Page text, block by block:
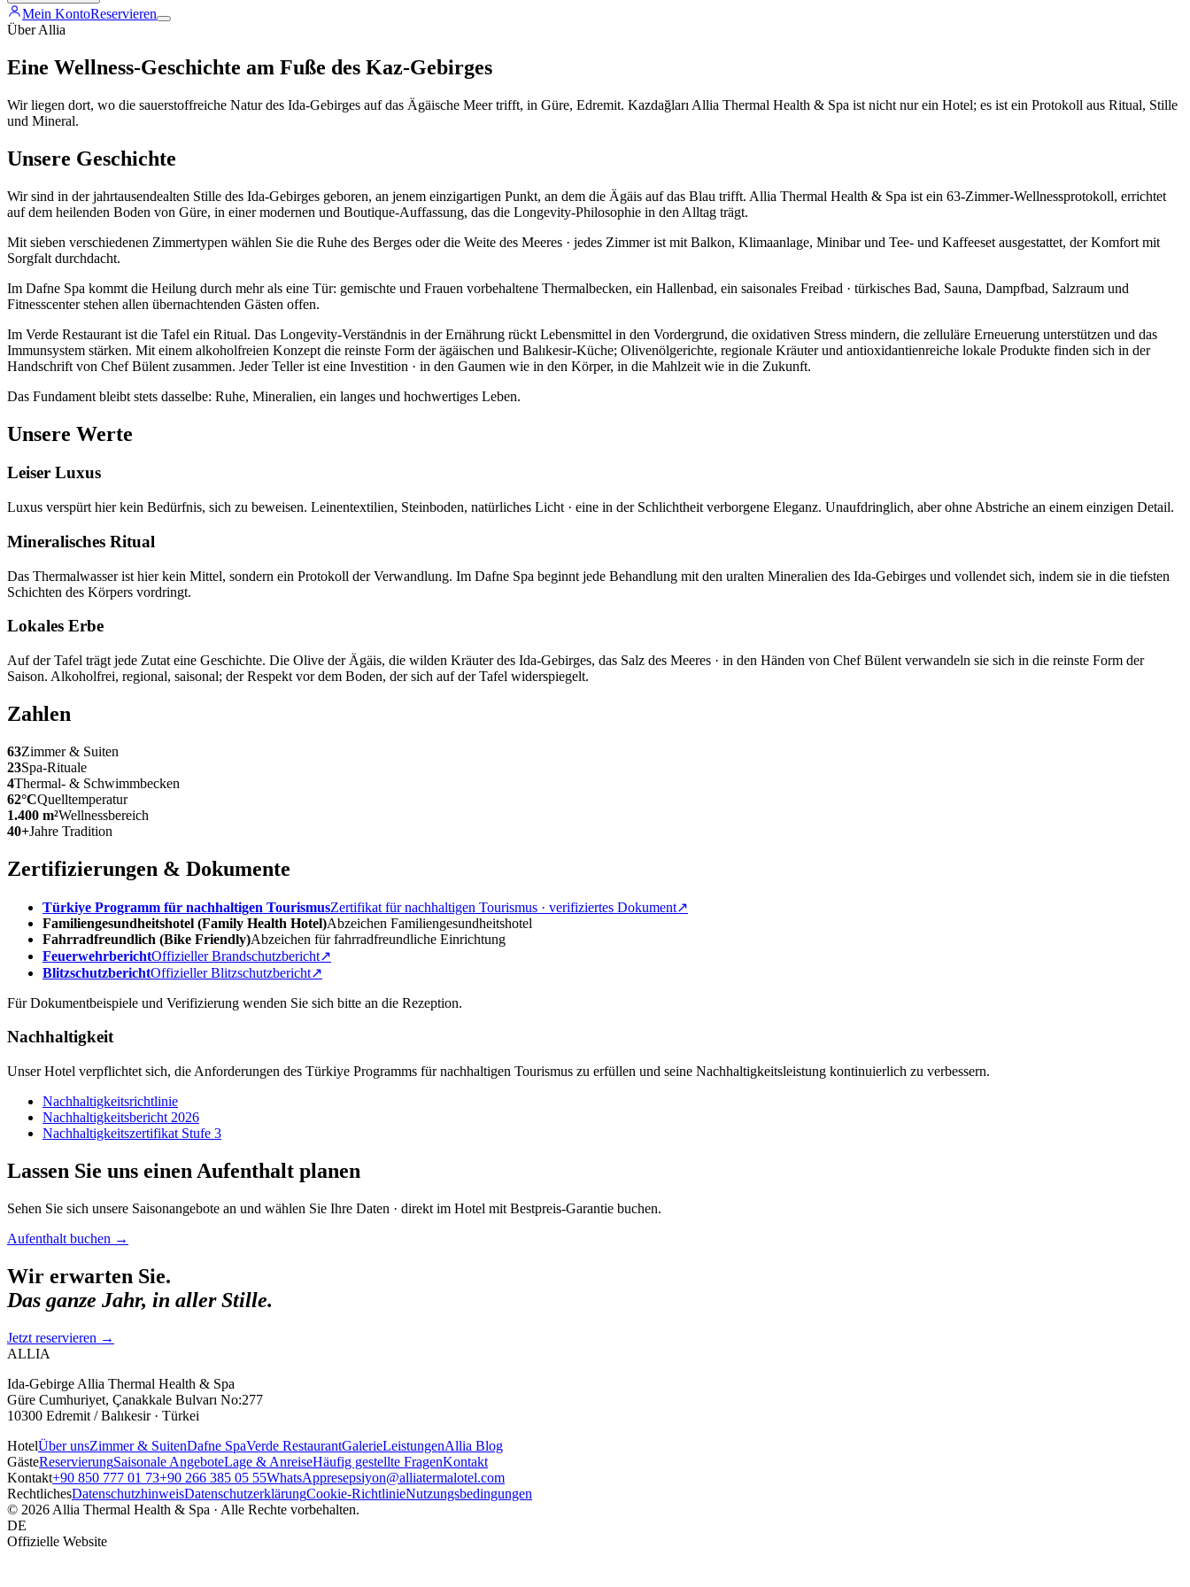
Mein KontoReservieren
Über Allia
Eine Wellness-Geschichte am Fuße des Kaz-Gebirges
Wir liegen dort, wo die sauerstoffreiche Natur des Ida-Gebirges auf das Ägäische Meer trifft, in Güre, Edremit. Kazdağları Allia Thermal Health & Spa ist nicht nur ein Hotel; es ist ein Protokoll aus Ritual, Stille
und Mineral.
Unsere Geschichte
Wir sind in der jahrtausendealten Stille des Ida-Gebirges geboren, an jenem einzigartigen Punkt, an dem die Ägäis auf das Blau trifft. Allia Thermal Health & Spa ist ein 63-Zimmer-Wellnessprotokoll, errichtet
auf dem heilenden Boden von Güre, in einer modernen und Boutique-Auffassung, das die Longevity-Philosophie in den Alltag trägt.
Mit sieben verschiedenen Zimmertypen wählen Sie die Ruhe des Berges oder die Weite des Meeres · jedes Zimmer ist mit Balkon, Klimaanlage, Minibar und Tee- und Kaffeeset ausgestattet, der Komfort mit
Sorgfalt durchdacht.
Im Dafne Spa kommt die Heilung durch mehr als eine Tür: gemischte und Frauen vorbehaltene Thermalbecken, ein Hallenbad, ein saisonales Freibad · türkisches Bad, Sauna, Dampfbad, Salzraum und
Fitnesscenter stehen allen übernachtenden Gästen offen.
Im Verde Restaurant ist die Tafel ein Ritual. Das Longevity-Verständnis in der Ernährung rückt Lebensmittel in den Vordergrund, die oxidativen Stress mindern, die zelluläre Erneuerung unterstützen und das
Immunsystem stärken. Mit einem alkoholfreien Konzept die reinste Form der ägäischen und Balıkesir-Küche; Olivenölgerichte, regionale Kräuter und antioxidantienreiche lokale Produkte finden sich in der
Handschrift von Chef Bülent zusammen. Jeder Teller ist eine Investition · in den Gaumen wie in den Körper, in die Mahlzeit wie in die Zukunft.
Das Fundament bleibt stets dasselbe: Ruhe, Mineralien, ein langes und hochwertiges Leben.
Unsere Werte
Leiser Luxus
Luxus verspürt hier kein Bedürfnis, sich zu beweisen. Leinentextilien, Steinboden, natürliches Licht · eine in der Schlichtheit verborgene Eleganz. Unaufdringlich, aber ohne Abstriche an einem einzigen Detail.
Mineralisches Ritual
Das Thermalwasser ist hier kein Mittel, sondern ein Protokoll der Verwandlung. Im Dafne Spa beginnt jede Behandlung mit den uralten Mineralien des Ida-Gebirges und vollendet sich, indem sie in die tiefsten
Schichten des Körpers vordringt.
Lokales Erbe
Auf der Tafel trägt jede Zutat eine Geschichte. Die Olive der Ägäis, die wilden Kräuter des Ida-Gebirges, das Salz des Meeres · in den Händen von Chef Bülent verwandeln sie sich in die reinste Form der
Saison. Alkoholfrei, regional, saisonal; der Respekt vor dem Boden, der sich auf der Tafel widerspiegelt.
Zahlen
63Zimmer & Suiten
23Spa-Rituale
4Thermal- & Schwimmbecken
62°CQuelltemperatur
1.400 m²Wellnessbereich
40+Jahre Tradition
Zertifizierungen & Dokumente
Türkiye Programm für nachhaltigen TourismusZertifikat für nachhaltigen Tourismus · verifiziertes Dokument↗
Familiengesundheitshotel (Family Health Hotel)Abzeichen Familiengesundheitshotel
Fahrradfreundlich (Bike Friendly)Abzeichen für fahrradfreundliche Einrichtung
FeuerwehrberichtOffizieller Brandschutzbericht↗
BlitzschutzberichtOffizieller Blitzschutzbericht↗
Für Dokumentbeispiele und Verifizierung wenden Sie sich bitte an die Rezeption.
Nachhaltigkeit
Unser Hotel verpflichtet sich, die Anforderungen des Türkiye Programms für nachhaltigen Tourismus zu erfüllen und seine Nachhaltigkeitsleistung kontinuierlich zu verbessern.
Nachhaltigkeitsrichtlinie
Nachhaltigkeitsbericht 2026
Nachhaltigkeitszertifikat Stufe 3
Lassen Sie uns einen Aufenthalt planen
Sehen Sie sich unsere Saisonangebote an und wählen Sie Ihre Daten · direkt im Hotel mit Bestpreis-Garantie buchen.
Aufenthalt buchen →
Wir erwarten Sie.
Das ganze Jahr, in aller Stille.
Jetzt reservieren →
ALLIA
Ida-Gebirge Allia Thermal Health & Spa
Güre Cumhuriyet, Çanakkale Bulvarı No:277
10300 Edremit / Balıkesir · Türkei
HotelÜber unsZimmer & SuitenDafne SpaVerde RestaurantGalerieLeistungenAllia Blog
GästeReservierungSaisonale AngeboteLage & AnreiseHäufig gestellte FragenKontakt
Kontakt+90 850 777 01 73+90 266 385 05 55WhatsAppresepsiyon@alliatermalotel.com
RechtlichesDatenschutzhinweisDatenschutzerklärungCookie-RichtlinieNutzungsbedingungen
© 2026 Allia Thermal Health & Spa · Alle Rechte vorbehalten.
DE
Offizielle Website